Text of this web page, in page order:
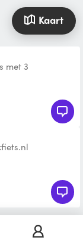
Kaart
met 3